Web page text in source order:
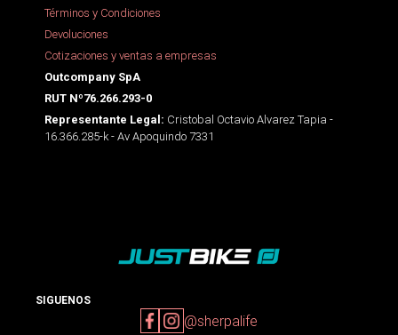
Términos y Condiciones
Devoluciones
Cotizaciones y ventas a empresas
Outcompany SpA
RUT Nº76.266.293-0
Representante Legal: Cristobal Octavio Alvarez Tapia -
16.366.285-k - Av Apoquindo 7331
SIGUENOS
@sherpalife